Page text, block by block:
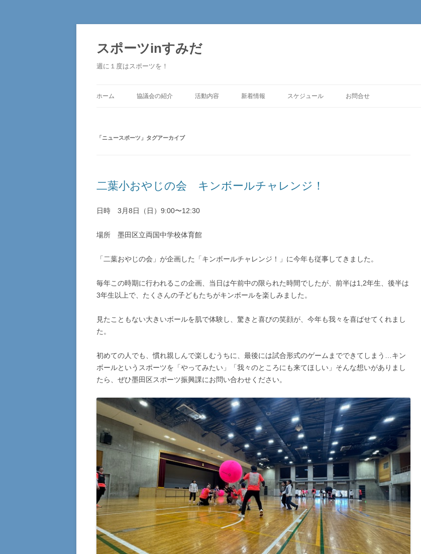
ン
ツ
へ
ス
スポーツinすみだ
週に１度はスポーツを！
ホーム 協議会の紹介 活動内容 新着情報 スケジュール お問合せ
「ニュースポーツ 」タグアーカイブ
二葉小おやじの会 キンボールチャレンジ！
日時 3月8日（日）9:00〜12:30
場所 墨田区立両国中学校体育館
「二葉おやじの会」が企画した「キンボールチャレンジ！」に今年も従事してきました。
毎年この時期に行われるこの企画、当日は午前中の限られた時間でしたが、前半は1,2年生、後半は
3年生以上で、たくさんの子どもたちがキンボールを楽しみました。
見たこともない大きいボールを肌で体験し、驚きと喜びの笑顔が、今年も我々を喜ばせてくれまし
た。
初めての人でも、慣れ親しんで楽しむうちに、最後には試合形式のゲームまでできてしまう…キン
ボールというスポーツを「やってみたい」「我々のところにも来てほしい」そんな想いがありまし
たら、ぜひ墨田区スポーツ振興課にお問い合わせください。